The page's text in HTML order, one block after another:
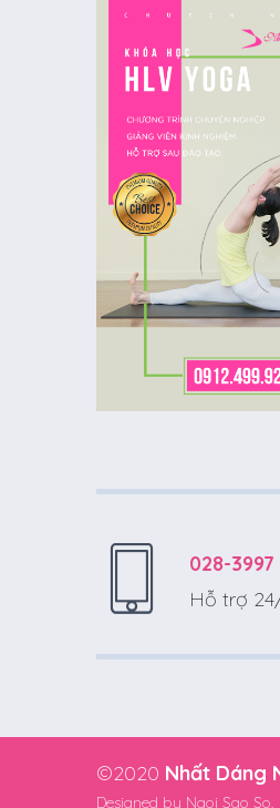
028-3997
Hỗ trợ
©2020 Nhất Dáng
Designed by Ngoi Sao So.